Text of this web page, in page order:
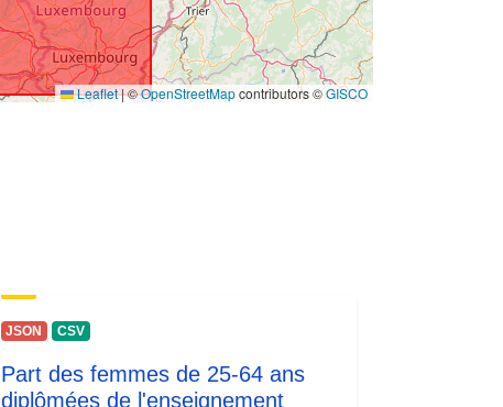
Leaflet|©OpenStreetMapcontributors ©GISCO
JSON CSV
Part des femmes de 25-64 ans
diplômées de l'enseignement